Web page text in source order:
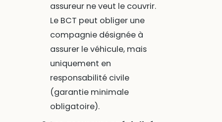
assureur ne veut le couvrir.
Le BCT peut obliger une
compagnie désignée à
assurer le véhicule, mais
uniquement en
responsabilité civile
(garantie minimale
obligatoire).